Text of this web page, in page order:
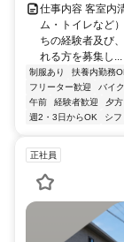
仕事内容 客室内
ム・トイレなど
ちの経験者及び
れる方を募集し...
制服あり 扶養内勤務
フリーター歓迎
バイ
午前
経験者歓迎 夕方
週2・3日からOK
シフ
正社員